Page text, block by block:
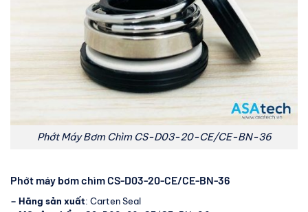
Phớt Máy Bơm Chìm CS-D03-20-CE/CE-BN-36
Phớt máy bơm chìm CS-D03-20-CE/CE-BN-36
– Hãng sản xuất: Carten Seal